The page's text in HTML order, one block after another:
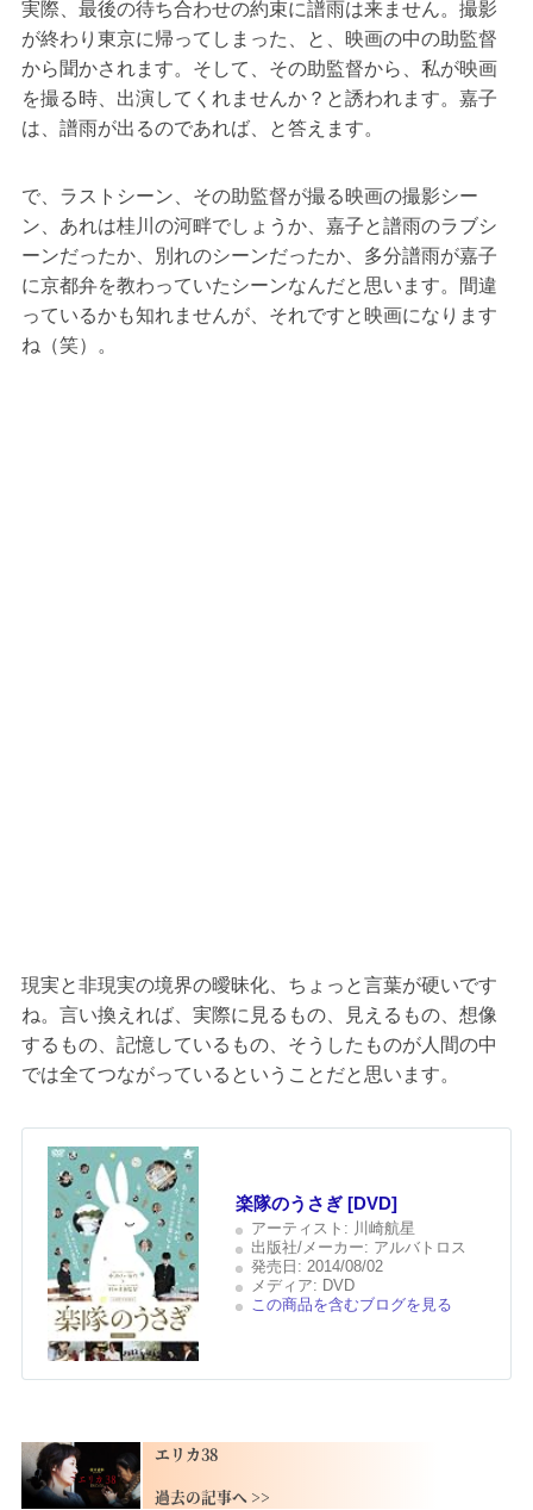
実際、最後の待ち合わせの約束に譜雨は来ません。撮影
が終わり東京に帰ってしまった、と、映画の中の助監督
から聞かされます。そして、その助監督から、私が映画
を撮る時、出演してくれませんか？と誘われます。嘉子
は、譜雨が出るのであれば、と答えます。
で、ラストシーン、その助監督が撮る映画の撮影シー
ン、あれは桂川の河畔でしょうか、嘉子と譜雨のラブシ
ーンだったか、別れのシーンだったか、多分譜雨が嘉子
に京都弁を教わっていたシーンなんだと思います。間違
っているかも知れませんが、それですと映画になります
ね（笑）。
現実と非現実の境界の曖昧化、ちょっと言葉が硬いです
ね。言い換えれば、実際に見るもの、見えるもの、想像
するもの、記憶しているもの、そうしたものが人間の中
では全てつながっているということだと思います。
楽隊のうさぎ [DVD]
アーティスト: 川崎航星
出版社/メーカー: アルバトロス
発売日: 2014/08/02
メディア: DVD
この商品を含むブログを見る
エリカ38